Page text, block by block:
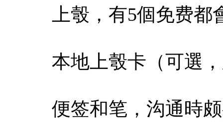
上彀，有5個免费
本地上彀卡（可選
便签和笔，沟通時